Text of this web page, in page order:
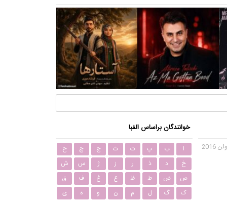
خوانندگان براساس الفبا
ا ب پ ت ث ج چ
ح
خ
د ذ ر ز ژ س
ش
ص
ض ط ظ ع غ ف
ق
ک
گ ل م ن و ه ی